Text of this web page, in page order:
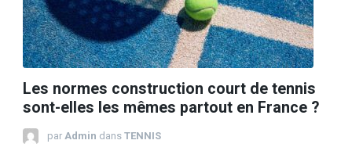
Les normes construction court de tennis
sont-elles les mêmes partout en France ?
par Admin dans TENNIS